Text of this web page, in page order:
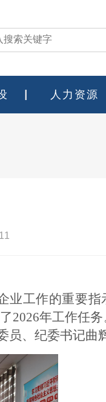
人力资源
业工作的重要指
2026年工作任务
、纪委书记曲